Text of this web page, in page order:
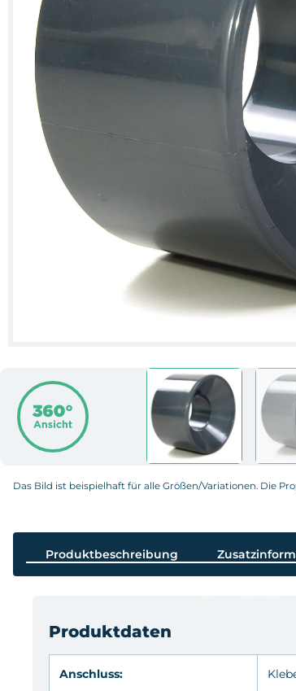
Das Bild ist beispielhaft für alle Größen/Variationen. Die
Produktbeschreibung
Produktdaten
Anschluss: